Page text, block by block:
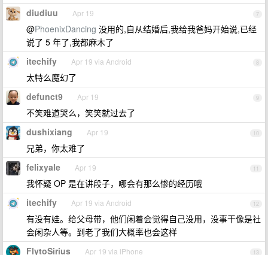
7
diudiuu Apr 19
@PhoenixDancing 没用的,自从结婚后,我给我爸妈开始说,已经
说了 5 年了,我都麻木了
8
itechify Apr 19 via Android
太特么魔幻了
9
defunct9 Apr 19
不笑难道哭么，笑笑就过去了
10
dushixiang Apr 19
兄弟，你太难了
11
felixyale Apr 19
我怀疑 OP 是在讲段子，哪会有那么惨的经历哦
12
itechify Apr 19 via Android
有没有娃。给父母带，他们闲着会觉得自己没用，没事干像是社
会闲杂人等。到老了我们大概率也会这样
13
FlytoSirius Apr 19 via iPhone